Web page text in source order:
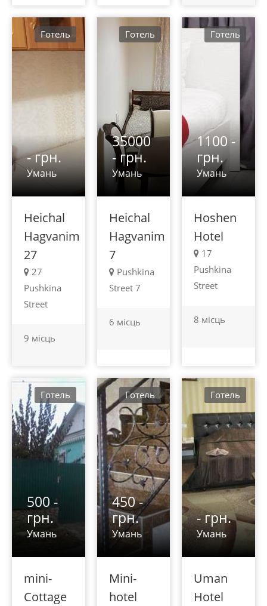
- грн.
Умань
Heichal
Hagvanim
27
27
Pushkina
Street
9 місць
Готель
35000
- грн.
Умань
Heichal
Hagvanim
7
Pushkina
Street 7
6 місць
Готель
1100 -
грн.
Умань
Hoshen
Hotel
17
Pushkina
Street
8 місць
Готель
500 -
грн.
Умань
mini-
Cottage
Готель
450 -
грн.
Умань
Mini-
hotel
Готель
- грн.
Умань
Uman
Hotel
Готель